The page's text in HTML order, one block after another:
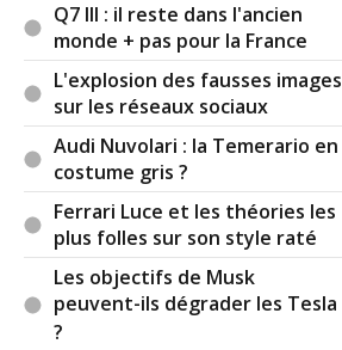
Q7 III : il reste dans l'ancien
monde + pas pour la France
L'explosion des fausses images
sur les réseaux sociaux
Audi Nuvolari : la Temerario en
costume gris ?
Ferrari Luce et les théories les
plus folles sur son style raté
Les objectifs de Musk
peuvent-ils dégrader les Tesla
?